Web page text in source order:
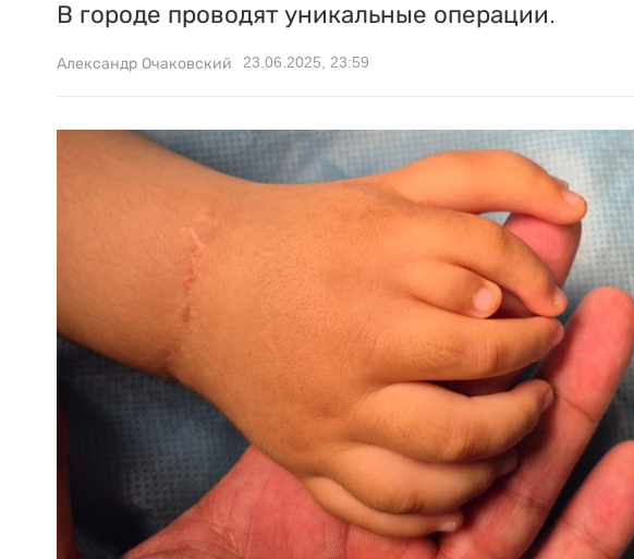
В городе проводят уникальные операции.
Александр Очаковский 23.06.2025, 23:59